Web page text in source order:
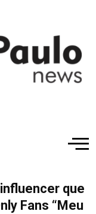
que
Fans “Meu